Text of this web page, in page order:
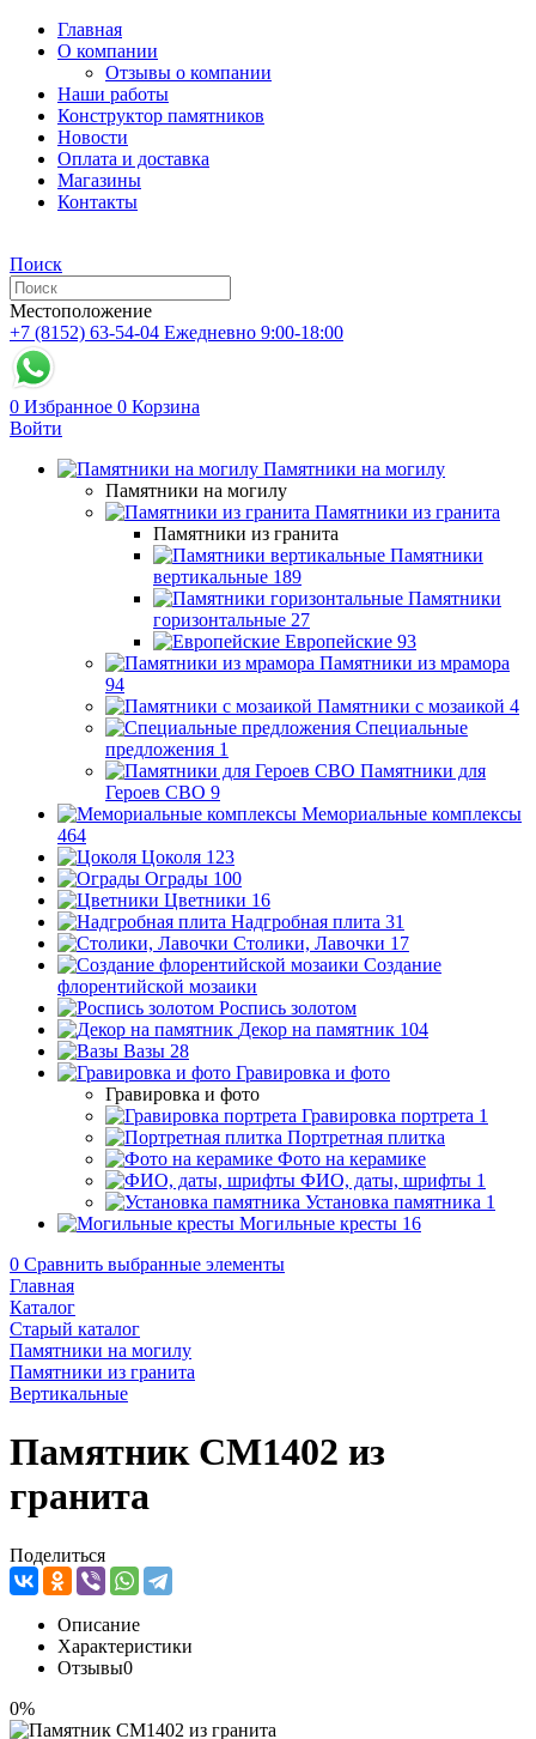
Главная
О компании
Отзывы о компании
Наши работы
Конструктор памятников
Новости
Оплата и доставка
Магазины
Контакты
Поиск
Местоположение
+7 (8152) 63-54-04 Ежедневно 9:00-18:00
0 Избранное 0 Корзина
Войти
Памятники на могилу
Памятники на могилу
Памятники из гранита
Памятники из гранита
Памятники
вертикальные 189
Памятники
горизонтальные 27
Европейские 93
Памятники из мрамора
94
Памятники с мозаикой 4
Специальные
предложения 1
Памятники для
Героев СВО 9
Мемориальные комплексы
464
Цоколя 123
Ограды 100
Цветники 16
Надгробная плита 31
Столики, Лавочки 17
Создание
флорентийской мозаики
Роспись золотом
Декор на памятник 104
Вазы 28
Гравировка и фото
Гравировка и фото
Гравировка портрета 1
Портретная плитка
Фото на керамике
ФИО, даты, шрифты 1
Установка памятника 1
Могильные кресты 16
0 Сравнить выбранные элементы
Главная
Каталог
Старый каталог
Памятники на могилу
Памятники из гранита
Вертикальные
Памятник CM1402 из
гранита
Поделиться
Описание
Характеристики
Отзывы0
0%